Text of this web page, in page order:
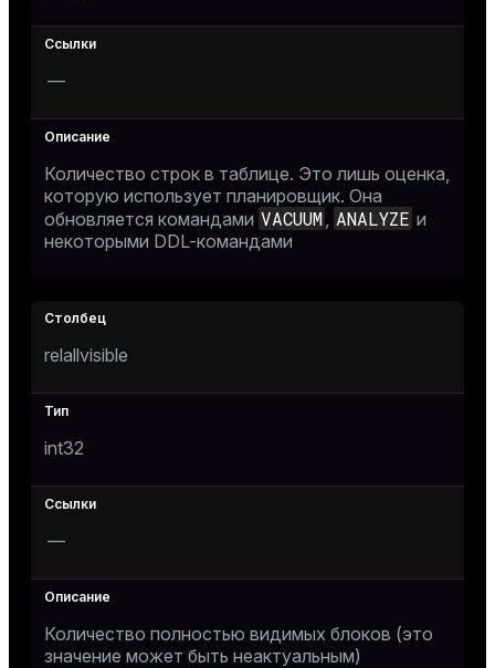
—
Количество строк в таблице. Это лишь оценка,
которую использует планировщик. Она
обновляется командами VACUUM, ANALYZE и
некоторыми DDL-командами
relallvisible
int32
—
Количество полностью видимых блоков (это
значение может быть неактуальным)